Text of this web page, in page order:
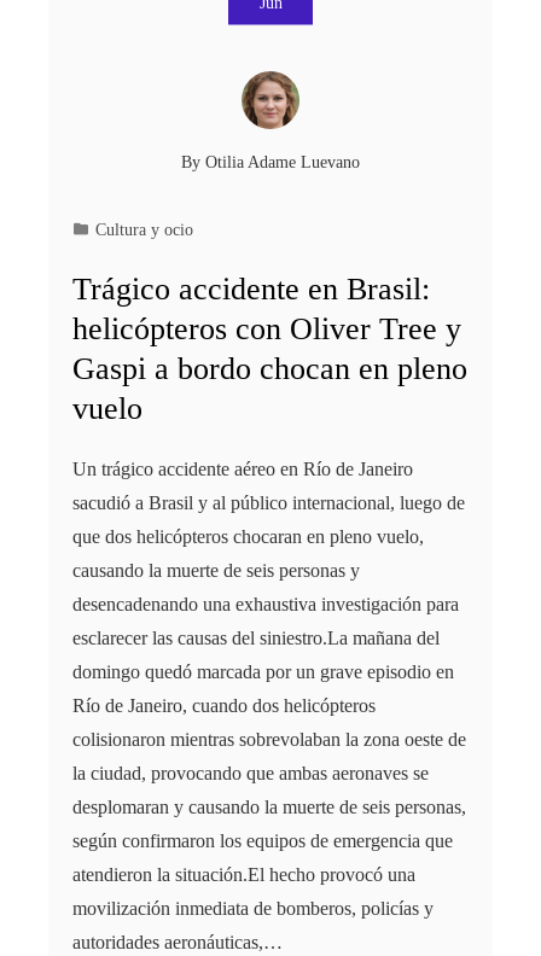
By Otilia Adame Luevano
Cultura y ocio
Trágico accidente en Brasil:
helicópteros con Oliver Tree y
Gaspi a bordo chocan en pleno
vuelo
Un trágico accidente aéreo en Río de Janeiro
sacudió a Brasil y al público internacional, luego de
que dos helicópteros chocaran en pleno vuelo,
causando la muerte de seis personas y
desencadenando una exhaustiva investigación para
esclarecer las causas del siniestro.La mañana del
domingo quedó marcada por un grave episodio en
Río de Janeiro, cuando dos helicópteros
colisionaron mientras sobrevolaban la zona oeste de
la ciudad, provocando que ambas aeronaves se
desplomaran y causando la muerte de seis personas,
según confirmaron los equipos de emergencia que
atendieron la situación.El hecho provocó una
movilización inmediata de bomberos, policías y
autoridades aeronáuticas,…